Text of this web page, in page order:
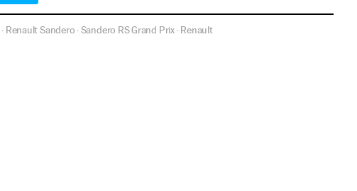
· Renault Sandero ·Sandero RS Grand Prix·Renault